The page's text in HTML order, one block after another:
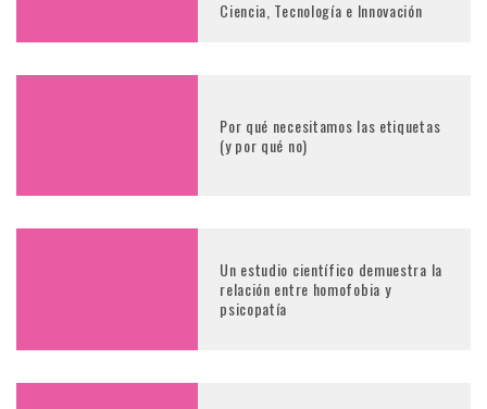
Ciencia, Tecnología e Innovación
Por qué necesitamos las etiquetas
(y por qué no)
Un estudio científico demuestra la
relación entre homofobia y
psicopatía